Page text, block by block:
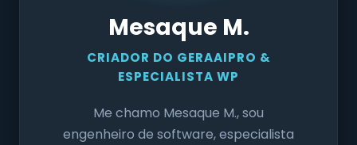
Mesaque M.
CRIADOR DO GERAAIPRO &
ESPECIALISTA WP
Me chamo Mesaque M., sou
engenheiro de software, especialista